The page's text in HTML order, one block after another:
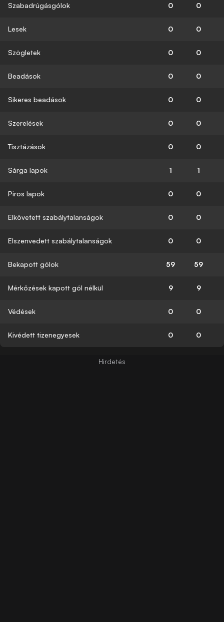
Szabadrúgásgólok 0 0
Lesek 0 0
Szögletek 0 0
Beadások 0 0
Sikeres beadások 0 0
Szerelések 0 0
Tisztázások 0 0
Sárga lapok 1 1
Piros lapok 0 0
Elkövetett szabálytalanságok 0 0
Elszenvedett szabálytalanságok 0 0
Bekapott gólok 59 59
Mérkőzések kapott gól nélkül 9 9
Védések 0 0
Kivédett tizenegyesek 0 0